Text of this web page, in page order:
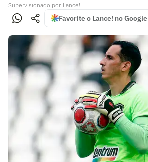
Supervisionado por Lance!
Favorite o Lance! no Google